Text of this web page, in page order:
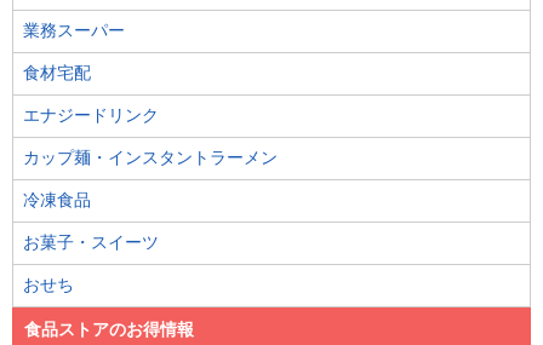
業務スーパー
食材宅配
エナジードリンク
カップ麺・インスタントラーメン
冷凍食品
お菓子・スイーツ
おせち
食品ストアのお得情報